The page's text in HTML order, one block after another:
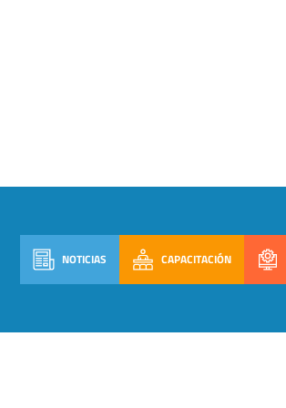
NOTICIAS CAPACITACIÓN